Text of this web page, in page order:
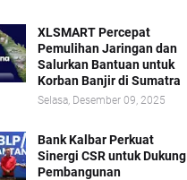
XLSMART Percepat
Pemulihan Jaringan dan
Salurkan Bantuan untuk
Korban Banjir di Sumatra
Selasa, Desember 09, 2025
Bank Kalbar Perkuat
Sinergi CSR untuk Dukung
Pembangunan